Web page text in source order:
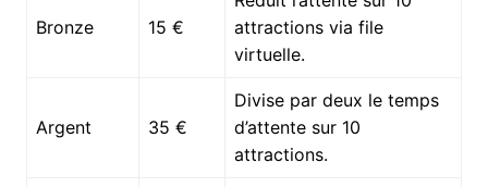
Bronze 15 €
attractions via file
virtuelle.
Argent 35 €
Divise par deux le temps
d’attente sur 10
attractions.